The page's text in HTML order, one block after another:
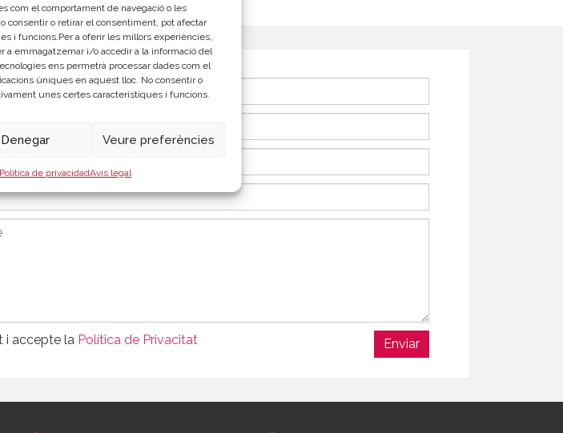
com el comportament de navegació o les
consentir o retirar el consentiment, pot afectar
i funcions.Per a oferir les millors experiències,
emmagatzemar i/o accedir a la informació del
ens permetrà processar dades com el
úniques en aquest lloc. No consentir o
unes certes característiques i funcions.
Denegar Veure preferències
Política de privacidadAvís legal
i accepte la Política de Privacitat